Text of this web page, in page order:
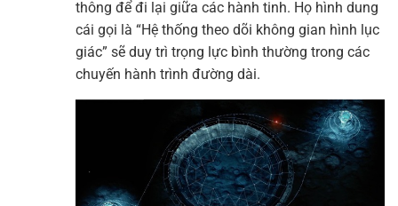
thông để đi lại giữa các hành tinh. Họ hình dung
cái gọi là “Hệ thống theo dõi không gian hình lục
giác” sẽ duy trì trọng lực bình thường trong các
chuyến hành trình đường dài.